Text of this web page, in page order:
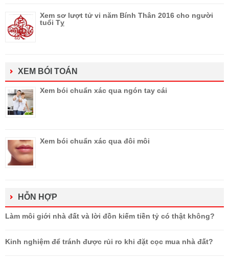
Xem sơ lượt tử vi năm Bính Thân 2016 cho người
tuổi Tỵ
XEM BÓI TOÁN
Xem bói chuẩn xác qua ngón tay cái
Xem bói chuẩn xác qua đôi môi
HỖN HỢP
Làm môi giới nhà đất và lời đồn kiếm tiền tỷ có thật không?
Kinh nghiệm để tránh được rủi ro khi đặt cọc mua nhà đất?